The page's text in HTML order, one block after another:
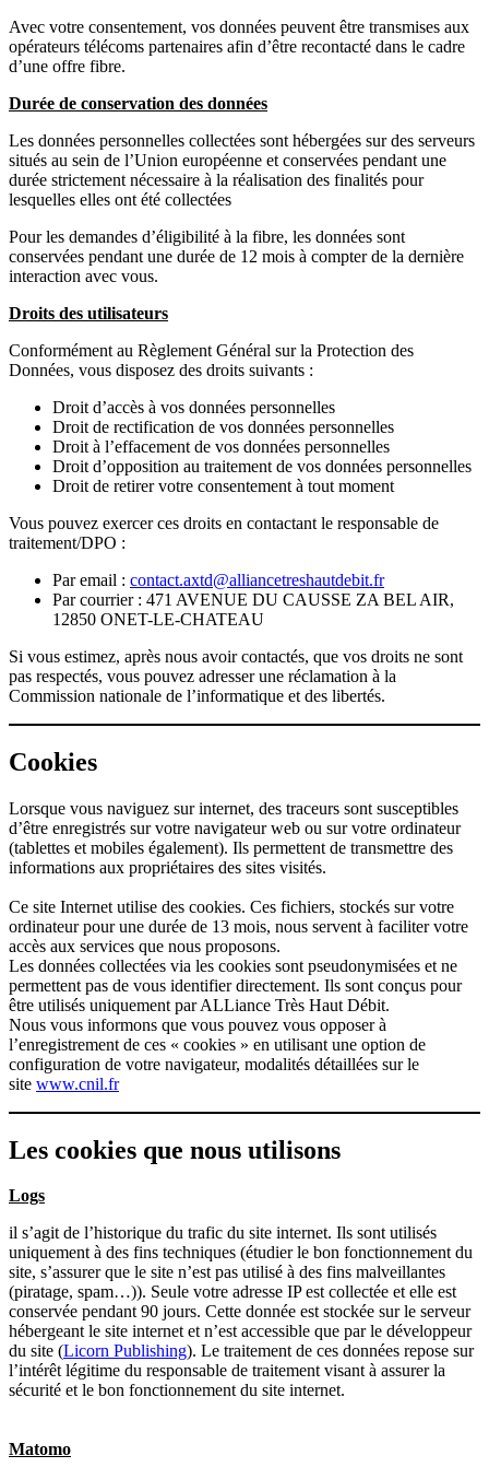
Avec votre consentement, vos données peuvent être transmises aux
opérateurs télécoms partenaires afin d’être recontacté dans le cadre
d’une offre fibre.
Durée de conservation des données
Les données personnelles collectées sont hébergées sur des serveurs
situés au sein de l’Union européenne et conservées pendant une
durée strictement nécessaire à la réalisation des finalités pour
lesquelles elles ont été collectées
Pour les demandes d’éligibilité à la fibre, les données sont
conservées pendant une durée de 12 mois à compter de la dernière
interaction avec vous.
Droits des utilisateurs
Conformément au Règlement Général sur la Protection des
Données, vous disposez des droits suivants :
Droit d’accès à vos données personnelles
Droit de rectification de vos données personnelles
Droit à l’effacement de vos données personnelles
Droit d’opposition au traitement de vos données personnelles
Droit de retirer votre consentement à tout moment
Vous pouvez exercer ces droits en contactant le responsable de
traitement/DPO :
Par email : contact.axtd@alliancetreshautdebit.fr
Par courrier : 471 AVENUE DU CAUSSE ZA BEL AIR,
12850 ONET-LE-CHATEAU
Si vous estimez, après nous avoir contactés, que vos droits ne sont
pas respectés, vous pouvez adresser une réclamation à la
Commission nationale de l’informatique et des libertés.
Cookies
Lorsque vous naviguez sur internet, des traceurs sont susceptibles
d’être enregistrés sur votre navigateur web ou sur votre ordinateur
(tablettes et mobiles également). Ils permettent de transmettre des
informations aux propriétaires des sites visités.
Ce site Internet utilise des cookies. Ces fichiers, stockés sur votre
ordinateur pour une durée de 13 mois, nous servent à faciliter votre
accès aux services que nous proposons.
Les données collectées via les cookies sont pseudonymisées et ne
permettent pas de vous identifier directement. Ils sont conçus pour
être utilisés uniquement par ALLiance Très Haut Débit.
Nous vous informons que vous pouvez vous opposer à
l’enregistrement de ces « cookies » en utilisant une option de
configuration de votre navigateur, modalités détaillées sur le
site www.cnil.fr
Les cookies que nous utilisons
Logs
il s’agit de l’historique du trafic du site internet. Ils sont utilisés
uniquement à des fins techniques (étudier le bon fonctionnement du
site, s’assurer que le site n’est pas utilisé à des fins malveillantes
(piratage, spam…)). Seule votre adresse IP est collectée et elle est
conservée pendant 90 jours. Cette donnée est stockée sur le serveur
hébergeant le site internet et n’est accessible que par le développeur
du site (Licorn Publishing). Le traitement de ces données repose sur
l’intérêt légitime du responsable de traitement visant à assurer la
sécurité et le bon fonctionnement du site internet.
Matomo